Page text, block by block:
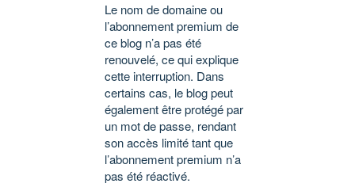
Le nom de domaine ou
l’abonnement premium de
ce blog n’a pas été
renouvelé, ce qui explique
cette interruption. Dans
certains cas, le blog peut
également être protégé par
un mot de passe, rendant
son accès limité tant que
l’abonnement premium n’a
pas été réactivé.